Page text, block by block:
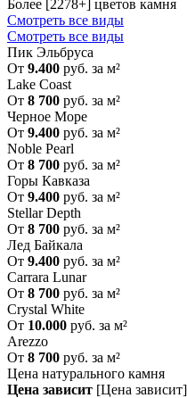
Более [2278+] цветов камня
Смотреть все виды
Смотреть все виды
Пик Эльбруса
От 9.400 руб. за м²
Lake Coast
От 8 700 руб. за м²
Черное Море
От 9.400 руб. за м²
Noble Pearl
От 8 700 руб. за м²
Горы Кавказа
От 9.400 руб. за м²
Stellar Depth
От 8 700 руб. за м²
Лед Байкала
От 9.400 руб. за м²
Carrara Lunar
От 8 700 руб. за м²
Crystal White
От 10.000 руб. за м²
Arezzo
От 8 700 руб. за м²
Цена натурального камня
Цена зависит [Цена